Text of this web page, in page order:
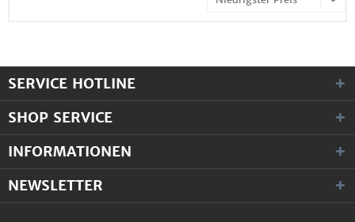
SERVICE HOTLINE
SHOP SERVICE
INFORMATIONEN
NEWSLETTER